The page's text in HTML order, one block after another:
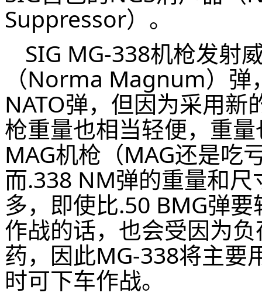
Suppressor）。
SIG MG-338机枪发射
（Norma Magnum）
NATO弹，但因为采用
枪重量也相当轻便，重
MAG机枪（MAG还是吃
而.338 NM弹的重量和
多，即使比.50 BMG弹
作战的话，也会受因为
药，因此MG-338将主要
时可下车作战。